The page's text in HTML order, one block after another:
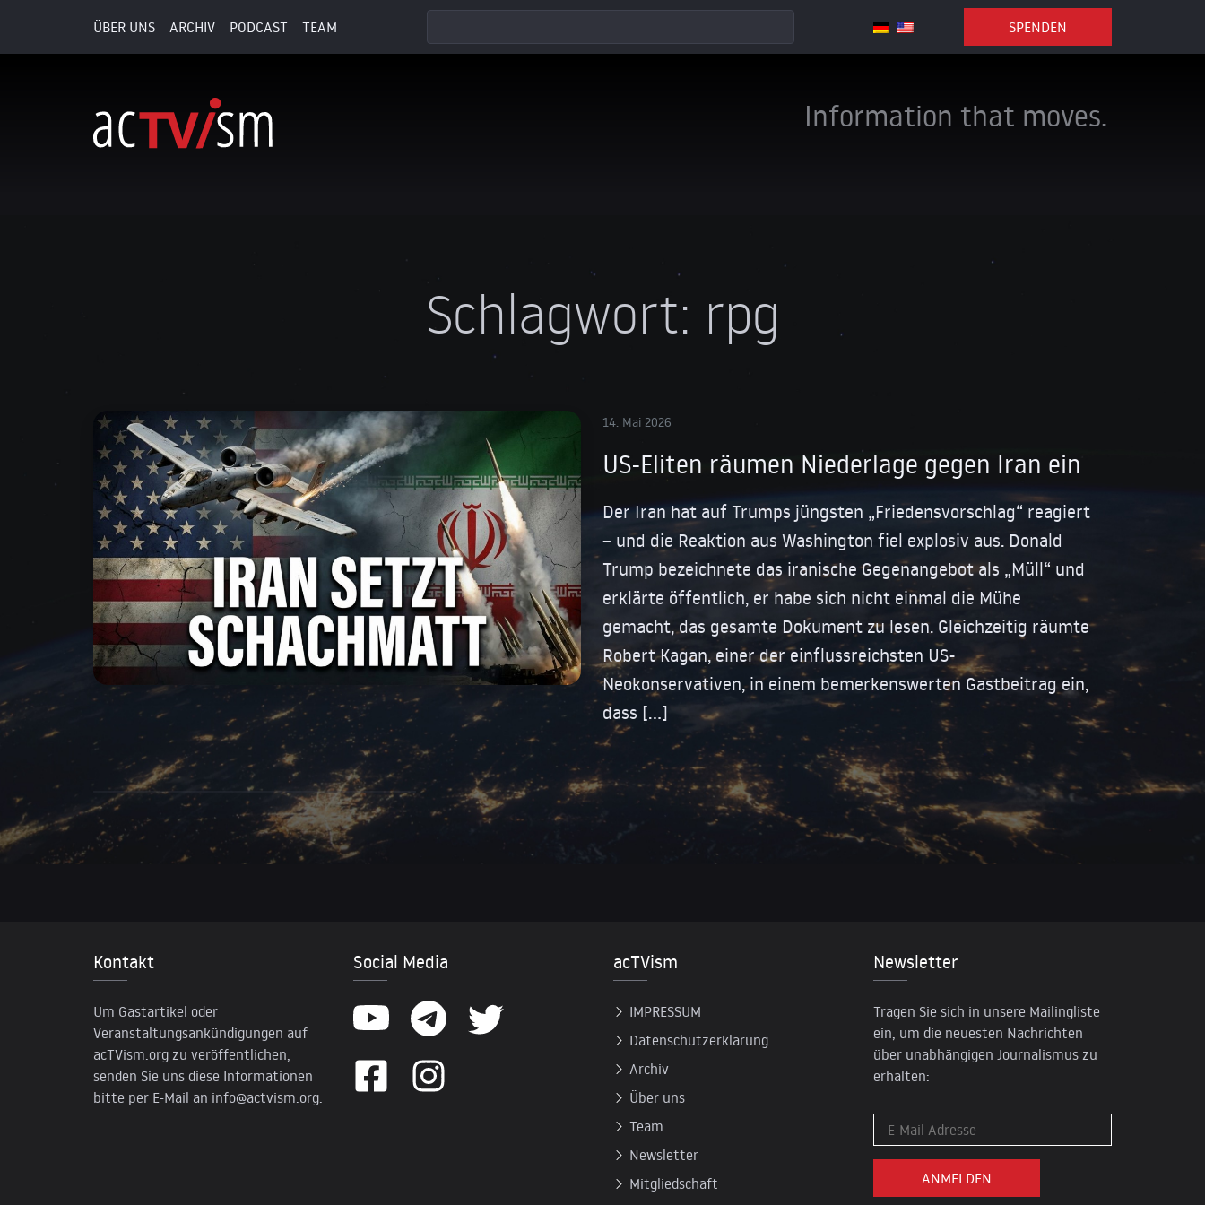
ÜBER UNS ARCHIV PODCAST TEAM SPENDEN
Information that moves.
Schlagwort: rpg
14. Mai 2026
US-Eliten räumen Niederlage gegen Iran ein
Der Iran hat auf Trumps jüngsten „Friedensvorschlag“ reagiert
– und die Reaktion aus Washington fiel explosiv aus. Donald
Trump bezeichnete das iranische Gegenangebot als „Müll“ und
erklärte öffentlich, er habe sich nicht einmal die Mühe
gemacht, das gesamte Dokument zu lesen. Gleichzeitig räumte
Robert Kagan, einer der einflussreichsten US-
Neokonservativen, in einem bemerkenswerten Gastbeitrag ein,
dass […]
Kontakt
Um Gastartikel oder
Veranstaltungsankündigungen auf
acTVism.org zu veröffentlichen,
senden Sie uns diese Informationen
bitte per E-Mail an info@actvism.org
Social Media acTVism
IMPRESSUM
Datenschutzerklärung
Archiv
Über uns
Team
Newsletter
Mitgliedschaft
Newsletter
Tragen Sie sich in unsere Mailingliste
ein, um die neuesten Nachrichten
über unabhängigen Journalismus zu
erhalten: